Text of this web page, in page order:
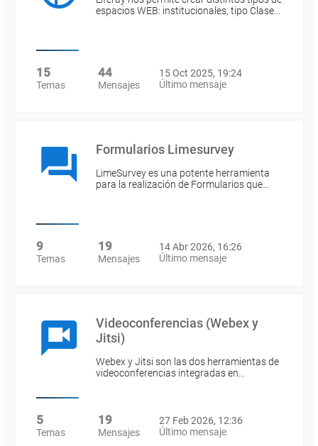
espacios WEB: institucionales, tipo Clase…
15
Temas
44
Mensajes
15 Oct 2025, 19:24
Último mensaje
Formularios Limesurvey
LimeSurvey es una potente herramienta
para la realización de Formularios que…
9
Temas
19
Mensajes
14 Abr 2026, 16:26
Último mensaje
Videoconferencias (Webex y
Jitsi)
Webex y Jitsi son las dos herramientas de
videoconferencias integradas en…
5
Temas
19
Mensajes
27 Feb 2026, 12:36
Último mensaje